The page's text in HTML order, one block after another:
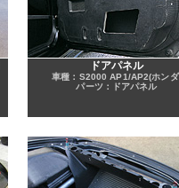
ドアパネル
車種：S2000 AP1/AP2(ホン
パーツ：ドアパネル